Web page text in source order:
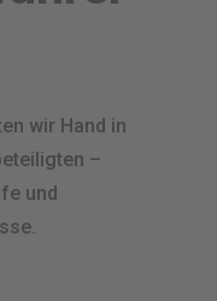
wir Hand in
–
und